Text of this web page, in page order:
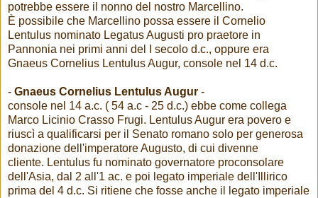
potrebbe essere il nonno del nostro Marcellino.
È possibile che Marcellino possa essere il Cornelio
Lentulus nominato Legatus Augusti pro praetore in
Pannonia nei primi anni del I secolo d.c., oppure era
Gnaeus Cornelius Lentulus Augur, console nel 14 d.c.
- Gnaeus Cornelius Lentulus Augur -
console nel 14 a.c. ( 54 a.c - 25 d.c.) ebbe come collega
Marco Licinio Crasso Frugi. Lentulus Augur era povero e
riuscì a qualificarsi per il Senato romano solo per generosa
donazione dell'imperatore Augusto, di cui divenne
cliente. Lentulus fu nominato governatore proconsolare
dell'Asia, dal 2 all'1 ac. e poi legato imperiale dell'Illirico
prima del 4 d.c. Si ritiene che fosse anche il legato imperiale